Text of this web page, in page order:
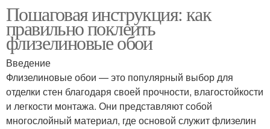
Пошаговая инструкция: как
правильно поклеить
флизелиновые обои
Введение
Флизелиновые обои — это популярный выбор для
отделки стен благодаря своей прочности, влагостойкости
и легкости монтажа. Они представляют собой
многослойный материал, где основой служит флизелин